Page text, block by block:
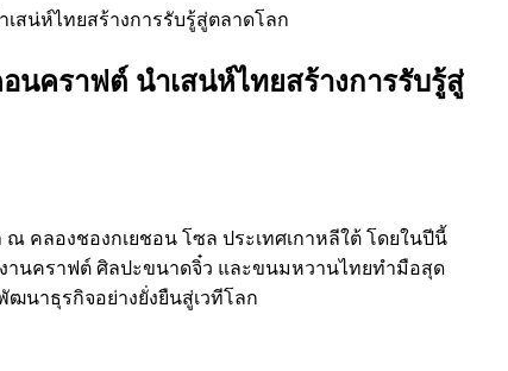
เสน่ห์ไทยสร้างการรับรู้สู่ตลาดโลก
อนคราฟต์ นำเสน่ห์ไทยสร้างการรับรู้สู่
ณ คลองชองกเยชอน โซล ประเทศเกาหลีใต้ โดยในปีนี้
านคราฟต์ ศิลปะขนาดจิ๋ว และขนมหวานไทยทำมือสุด
นาธุรกิจอย่างยั่งยืนสู่เวทีโลก